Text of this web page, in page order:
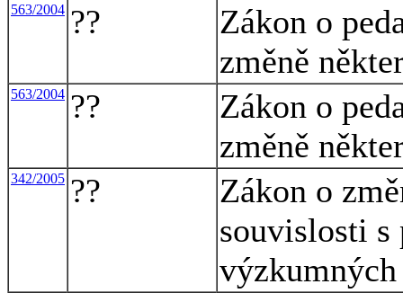
563/2004 ??
Zákon o
změně
563/2004 ??
Zákon o
změně
342/2005 ??
Zákon o
souvislosti